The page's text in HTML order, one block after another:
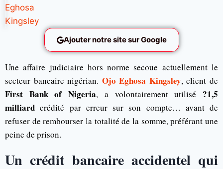
Ajouter notre site sur Google
Une affaire judiciaire hors norme secoue actuellement le
secteur bancaire nigérian. Ojo Eghosa Kingsley, client de
First Bank of Nigeria, a volontairement utilisé ?1,5
milliard crédité par erreur sur son compte… avant de
refuser de rembourser la totalité de la somme, préférant une
peine de prison.
Un crédit bancaire accidentel qui